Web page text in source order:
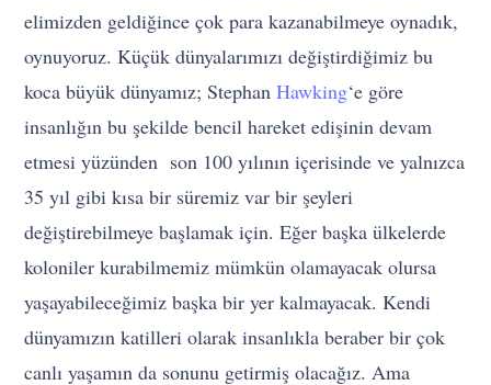
elimizden geldiğince çok para kazanabilmeye oynadık,
oynuyoruz. Küçük dünyalarımızı değiştirdiğimiz bu
koca büyük dünyamız; StephanHawking‘e göre
insanlığın bu şekilde bencil hareket edişinin devam
etmesi yüzünden son 100 yılının içerisinde ve yalnızca
35 yıl gibi kısa bir süremiz var bir şeyleri
değiştirebilmeye başlamak için. Eğer başka ülkelerde
koloniler kurabilmemiz mümkün olamayacak olursa
yaşayabileceğimiz başka bir yer kalmayacak. Kendi
dünyamızın katilleri olarak insanlıkla beraber bir çok
canlı yaşamın da sonunu getirmiş olacağız. Ama